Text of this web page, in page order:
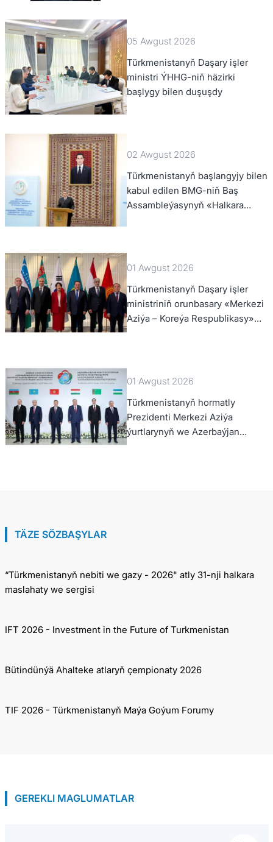
05 Awgust 2026
Türkmenistanyň Daşary işler
ministri ÝHHG-niň häzirki
başlygy bilen duşuşdy
02 Awgust 2026
Türkmenistanyň başlangyjy bilen
kabul edilen BMG-niň Baş
Assambleýasynyň «Halkara
01 Awgust 2026
Türkmenistanyň Daşary işler
ministriniň orunbasary «Merkezi
Aziýa – Koreýa Respublikasy»
hyzmatdaşlyk forumynyň ýokary
01 Awgust 2026
Türkmenistanyň hormatly
Prezidenti Merkezi Aziýa
ýurtlarynyň we Azerbaýjan
Respublikasynyň döwlet
TÄZE SÖZBAŞYLAR
“Türkmenistanyň nebiti we gazy - 2026" atly 31-nji halkara
maslahaty we sergisi
IFT 2026 - Investment in the Future of Turkmenistan
Bütindünýä Ahalteke atlaryň çempionaty 2026
TIF 2026 - Türkmenistanyň Maýa Goýum Forumy
GEREKLI MAGLUMATLAR